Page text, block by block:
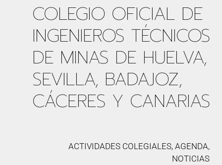
COLEGIO OFICIAL DE
INGENIEROS TÉCNICOS
DE MINAS DE HUELVA,
SEVILLA, BADAJOZ,
CÁCERES Y CANARIAS
ACTIVIDADES COLEGIALES, AGENDA,
NOTICIAS